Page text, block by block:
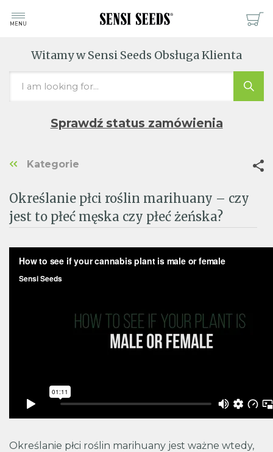
MENU
Witamy w Sensi Seeds Obsługa Klienta
Sprawdź status zamówienia
Kategorie
Określanie płci roślin marihuany – czy
jest to płeć męska czy płeć żeńska?
Określanie płci roślin marihuany jest ważne wtedy,